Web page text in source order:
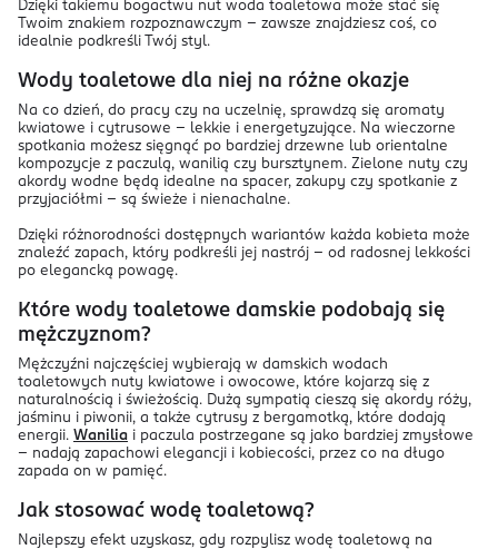
Dzięki takiemu bogactwu nut woda toaletowa może stać się
Twoim znakiem rozpoznawczym – zawsze znajdziesz coś, co
idealnie podkreśli Twój styl.
Wody toaletowe dla niej na różne okazje
Na co dzień, do pracy czy na uczelnię, sprawdzą się aromaty
kwiatowe i cytrusowe – lekkie i energetyzujące. Na wieczorne
spotkania możesz sięgnąć po bardziej drzewne lub orientalne
kompozycje z paczulą, wanilią czy bursztynem. Zielone nuty czy
akordy wodne będą idealne na spacer, zakupy czy spotkanie z
przyjaciółmi – są świeże i nienachalne.
Dzięki różnorodności dostępnych wariantów każda kobieta może
znaleźć zapach, który podkreśli jej nastrój – od radosnej lekkości
po elegancką powagę.
Które wody toaletowe damskie podobają się
mężczyznom?
Mężczyźni najczęściej wybierają w damskich wodach
toaletowych nuty kwiatowe i owocowe, które kojarzą się z
naturalnością i świeżością. Dużą sympatią cieszą się akordy róży,
jaśminu i piwonii, a także cytrusy z bergamotką, które dodają
energii. Wanilia i paczula postrzegane są jako bardziej zmysłowe
– nadają zapachowi elegancji i kobiecości, przez co na długo
zapada on w pamięć.
Jak stosować wodę toaletową?
Najlepszy efekt uzyskasz, gdy rozpylisz wodę toaletową na